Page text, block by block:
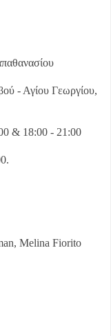
- Αγίου Γεωργίου,
& 18:00 - 21:00
Melina Fiorito